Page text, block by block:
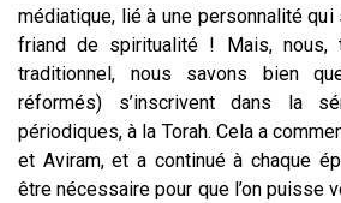
médiatique, lié à une personnalité
friand de spiritualité ! Mais, nous,
traditionnel, nous savons bien
réformés) s’inscrivent dans la
périodiques, à la Torah. Cela a
et Aviram, et a continué à chaque
être nécessaire pour que l’on puisse